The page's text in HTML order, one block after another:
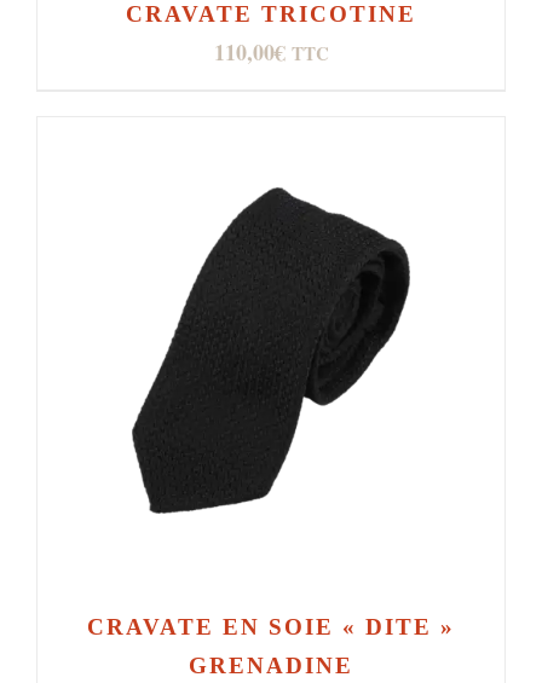
CRAVATE TRICOTINE
110,00€ TTC
CRAVATE EN SOIE « DITE »
GRENADINE